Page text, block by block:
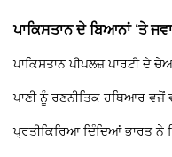
ਪਾਕਿਸਤਾਨ ਦੇ ਬਿਆਨਾਂ ‘ਤੇ
ਪਾਕਿਸਤਾਨ ਪੀਪਲਜ਼ ਪਾਰਟੀ ਦੇ
ਪਾਣੀ ਨੂੰ ਰਣਨੀਤਿਕ ਹਥਿਆਰ
ਪ੍ਰਤੀਕਿਰਿਆ ਦਿੰਦਿਆਂ ਭਾਰਤ ਨੇ